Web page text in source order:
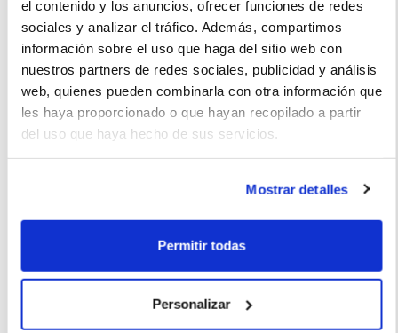
el contenido y los anuncios, ofrecer funciones de redes
sociales y analizar el tráfico. Además, compartimos
información sobre el uso que haga del sitio web con
nuestros partners de redes sociales, publicidad y análisis
web, quienes pueden combinarla con otra información que
les haya proporcionado o que hayan recopilado a partir
del uso que haya hecho de sus servicios.
Mostrar detalles
Permitir todas
Personalizar
Los precios de los repuestos siento que son algo elevados.
Maria Pérez (2022-03-12)
La imagen del coche puede no coincidir con el vehículo